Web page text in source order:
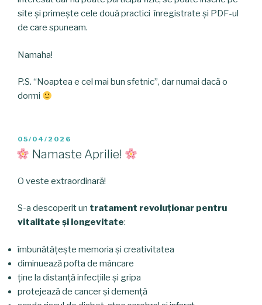
site și primește cele două practici înregistrate și PDF-ul
de care spuneam.
Namaha!
P.S. “Noaptea e cel mai bun sfetnic”, dar numai dacă o
dormi
POSTED
ON
05/04/2026
Namaste Aprilie!
O veste extraordinară!
S-a descoperit un tratament revoluționar pentru
vitalitate și longevitate:
îmbunătățește memoria și creativitatea
diminuează pofta de mâncare
ține la distanță infecțiile și gripa
protejează de cancer și demență